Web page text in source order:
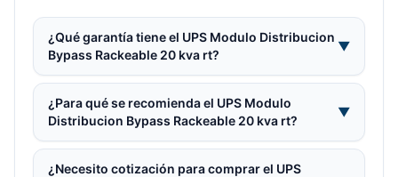
¿Qué garantía tiene el UPS Modulo Distribucion
Bypass Rackeable 20 kva rt?
▼
¿Para qué se recomienda el UPS Modulo
Distribucion Bypass Rackeable 20 kva rt?
▼
¿Necesito cotización para comprar el UPS